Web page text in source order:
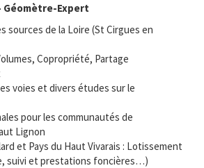
Géomètre-Expert
sources de la Loire (St Cirgues en
Copropriété, Partage
voies et divers études sur le
pour les communautés de
Lignon
et Pays du Haut Vivarais : Lotissement
suivi et prestations foncières…)